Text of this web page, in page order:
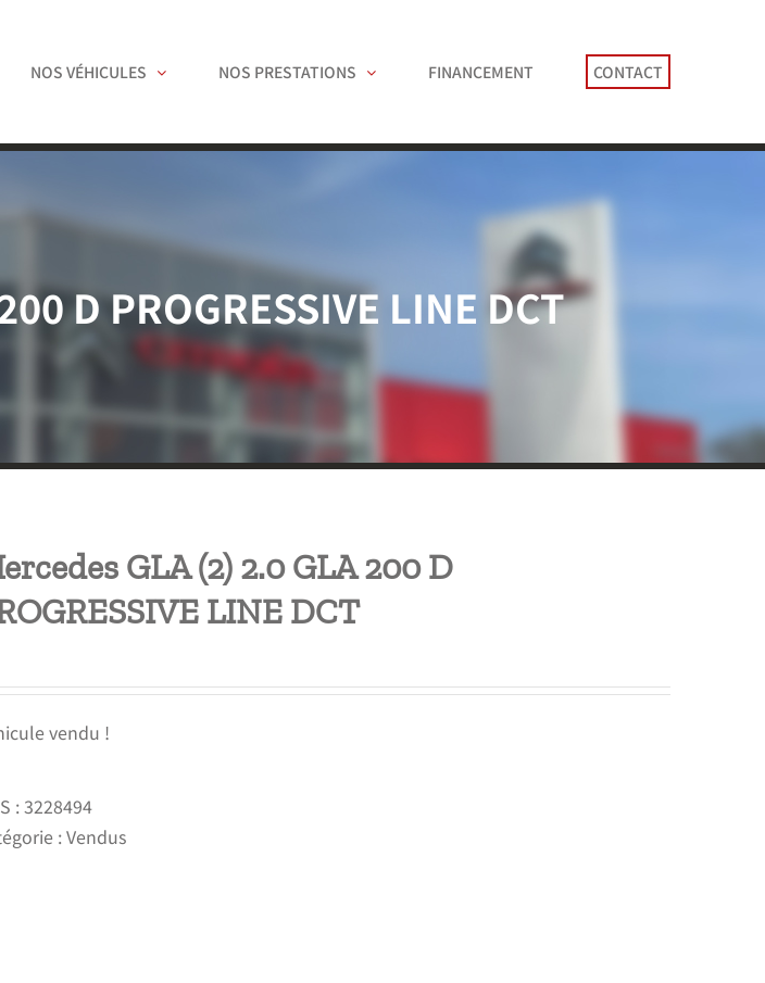
NOS VÉHICULES NOS PRESTATIONS FINANCEMENT CONTACT
D PROGRESSIVE LINE DCT
GLA (2) 2.0 GLA 200 D
LINE DCT
vendu !
:3228494
:Vendus